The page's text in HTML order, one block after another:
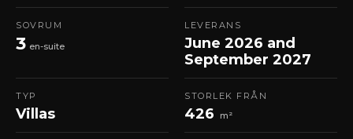
SOVRUM
3 en-suite
LEVERANS
June 2026 and
September 2027
TYP
Villas
STORLEK FRÅN
426 m²